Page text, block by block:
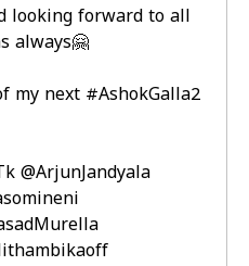
looking forward to all
always🤗
my next #AshokGalla2
@ArjunJandyala